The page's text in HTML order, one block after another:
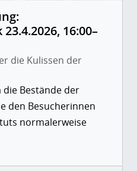
16:00–
die Kulissen der
die Bestände der
den Besucherinnen
normalerweise